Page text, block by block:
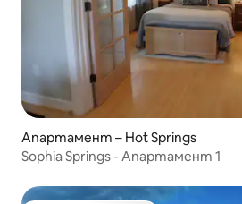
Апартамент – Hot Springs
Sophia Springs - Апартамент 1